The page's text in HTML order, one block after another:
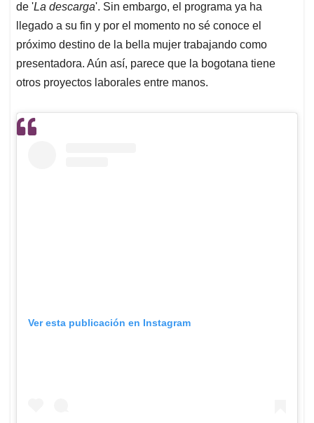
de 'La descarga'. Sin embargo, el programa ya ha
llegado a su fin y por el momento no sé conoce el
próximo destino de la bella mujer trabajando como
presentadora. Aún así, parece que la bogotana tiene
otros proyectos laborales entre manos.
Ver esta publicación en Instagram